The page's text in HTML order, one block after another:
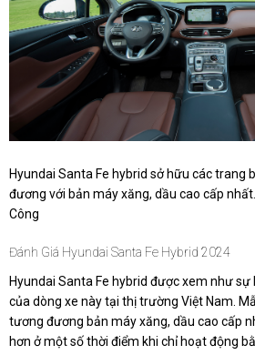
Hyundai Santa Fe hybrid sở hữu các trang
đương với bản máy xăng, dầu cao cấp
Công
Đánh Giá Hyundai Santa Fe Hybrid 2024
Hyundai Santa Fe hybrid được xem như
của dòng xe này tại thị trường Việt Nam.
tương đương bản máy xăng, dầu cao cấp
hơn ở một số thời điểm khi chỉ hoạt động